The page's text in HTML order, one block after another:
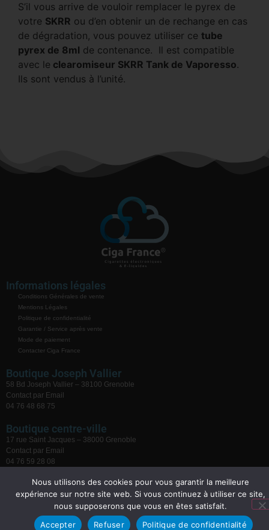
S’il vous arrive de vouloir remplacer le pyrex de
votre SKRR ou d’en obtenir un de rechange en cas
de dégradation, vous pouvez utiliser ce tube
pyrex de 8ml de contenance. Il est compatible
avec le clearomiseur SKRR Tank de Vaporesso.
Ils sont vendus à l’unité.
Informations légales
Conditions Générales de vente
Mentions Légales
Politique de confidentialité
Garantie / Service après vente
Mode de paiement
Contacter Ciga France
Boutique Joseph Vallier
58 Bd Joseph Vallier – 38100 Grenoble
Contact par Email
04 76 48 68 75
Boutique centre-ville
17 rue Saint Jacques – 38000 Grenoble
Contact par Email
04 76 59 28 08
Nous utilisons des cookies pour vous garantir la meilleure
expérience sur notre site web. Si vous continuez à utiliser ce site,
nous supposerons que vous en êtes satisfait.
Accepter
Refuser Politique de confidentialité